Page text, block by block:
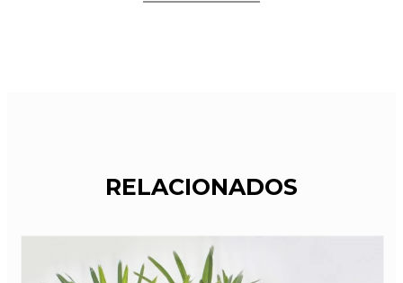
RELACIONADOS